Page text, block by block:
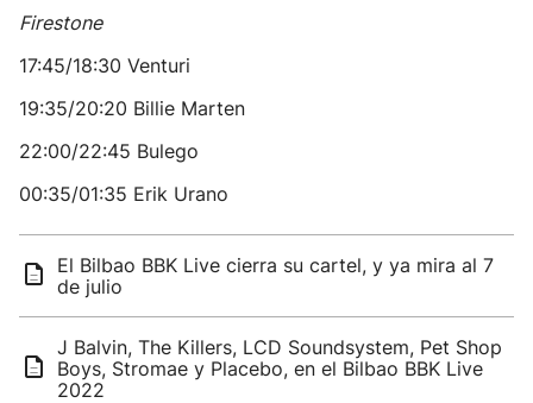
Firestone
17:45/18:30 Venturi
19:35/20:20 Billie Marten
22:00/22:45 Bulego
00:35/01:35 Erik Urano
El Bilbao BBK Live cierra su cartel, y ya mira al 7
de julio
J Balvin, The Killers, LCD Soundsystem, Pet Shop
Boys, Stromae y Placebo, en el Bilbao BBK Live
2022